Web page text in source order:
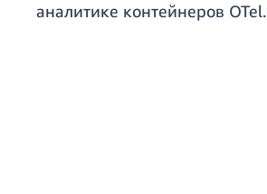
аналитике контейнеров OTel.